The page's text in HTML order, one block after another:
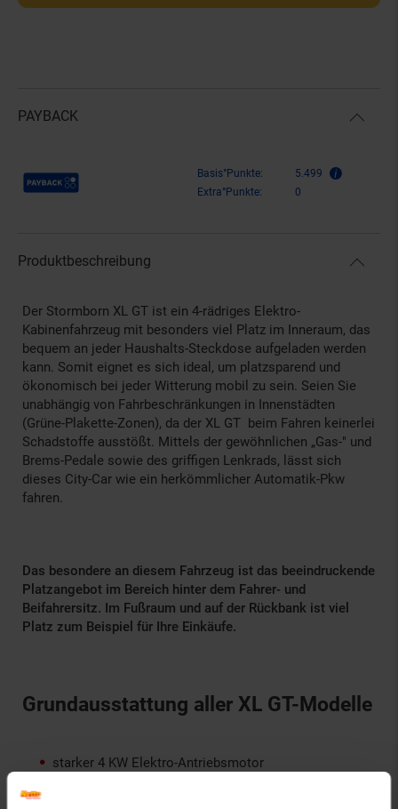
PAYBACK
Payback Punkte Basis°Punkte:
5.499
Extra°Punkte:
0
Produktbeschreibung
Der Stormborn XL GT ist ein 4-rädriges Elektro-
Kabinenfahrzeug mit besonders viel Platz im Inneraum, das
bequem an jeder Haushalts-Steckdose aufgeladen werden
kann. Somit eignet es sich ideal, um platzsparend und
ökonomisch bei jeder Witterung mobil zu sein. Seien Sie
unabhängig von Fahrbeschränkungen in Innenstädten
(Grüne-Plakette-Zonen), da der XL GT beim Fahren keinerlei
Schadstoffe ausstößt. Mittels der gewöhnlichen „Gas-" und
Brems-Pedale sowie des griffigen Lenkrads, lässt sich
dieses City-Car wie ein herkömmlicher Automatik-Pkw
fahren.
Das besondere an diesem Fahrzeug ist das beeindruckende
Platzangebot im Bereich hinter dem Fahrer- und
Beifahrersitz. Im Fußraum und auf der Rückbank ist viel
Platz zum Beispiel für Ihre Einkäufe.
Grundausstattung aller XL GT-Modelle
starker 4 KW Elektro-Antriebsmotor